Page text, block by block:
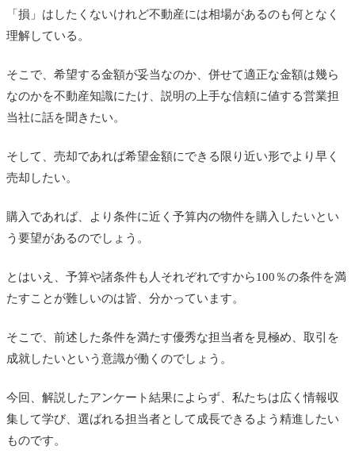
「損」はしたくないけれど不動産には相場があるのも何となく
理解している。
そこで、希望する金額が妥当なのか、併せて適正な金額は幾ら
なのかを不動産知識にたけ、説明の上手な信頼に値する営業担
当社に話を聞きたい。
そして、売却であれば希望金額にできる限り近い形でより早く
売却したい。
購入であれば、より条件に近く予算内の物件を購入したいとい
う要望があるのでしょう。
とはいえ、予算や諸条件も人それぞれですから100％の条件を満
たすことが難しいのは皆、分かっています。
そこで、前述した条件を満たす優秀な担当者を見極め、取引を
成就したいという意識が働くのでしょう。
今回、解説したアンケート結果によらず、私たちは広く情報収
集して学び、選ばれる担当者として成長できるよう精進したい
ものです。